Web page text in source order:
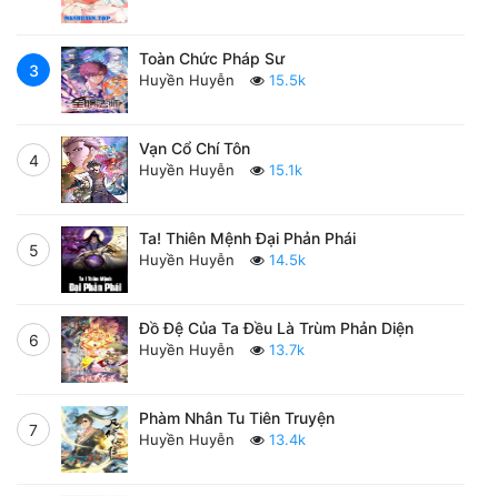
3
Toàn Chức Pháp Sư
Huyền Huyễn 15.5k
4
Vạn Cổ Chí Tôn
Huyền Huyễn 15.1k
5
Ta! Thiên Mệnh Đại Phản Phái
Huyền Huyễn 14.5k
6
Đồ Đệ Của Ta Đều Là Trùm Phản Diện
Huyền Huyễn 13.7k
7
Phàm Nhân Tu Tiên Truyện
Huyền Huyễn 13.4k